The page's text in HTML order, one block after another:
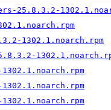
25.8.3.2-
1302.1.noarch.rpm